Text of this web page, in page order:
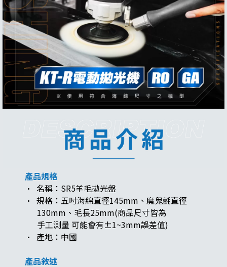
產品規格
· 名稱：SR5羊毛拋光盤
· 規格：五吋海綿直徑145mm、魔鬼氈直徑
130mm、毛長25mm(商品尺寸皆為
手工測量 可能會有±1~3mm誤差值)
· 產地：中國
產品敘述